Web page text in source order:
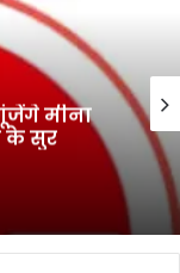
मीना
के सुर